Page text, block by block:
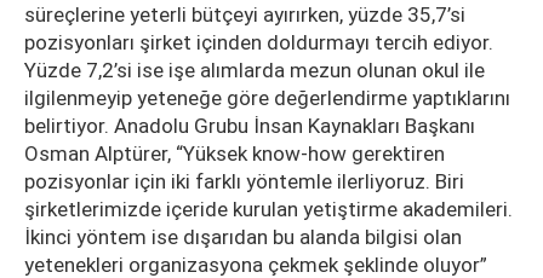
süreçlerine yeterli bütçeyi ayırırken, yüzde 35,7’si
pozisyonları şirket içinden doldurmayı tercih ediyor.
Yüzde 7,2’si ise işe alımlarda mezun olunan okul ile
ilgilenmeyip yeteneğe göre değerlendirme yaptıklarını
belirtiyor. Anadolu Grubu İnsan Kaynakları Başkanı
Osman Alptürer, “Yüksek know-how gerektiren
pozisyonlar için iki farklı yöntemle ilerliyoruz. Biri
şirketlerimizde içeride kurulan yetiştirme akademileri.
İkinci yöntem ise dışarıdan bu alanda bilgisi olan
yetenekleri organizasyona çekmek şeklinde oluyor”